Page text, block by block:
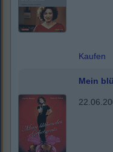
Kaufen
Mein